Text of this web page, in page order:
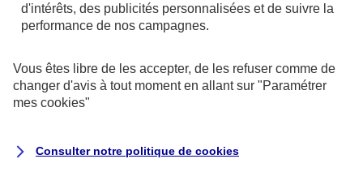
AXA Assistance France Assurances,
S.A au capital de 51 429 430,40 €,
Siège social :
8-10, rue Paul Vaillant Couturier
d'intérêts, des publicités personnalisées et de suivre la
performance de nos campagnes.
Vous êtes libre de les accepter, de les refuser comme de
changer d'avis à tout moment en allant sur "Paramétrer
mes cookies"
Consulter notre politique de cookies